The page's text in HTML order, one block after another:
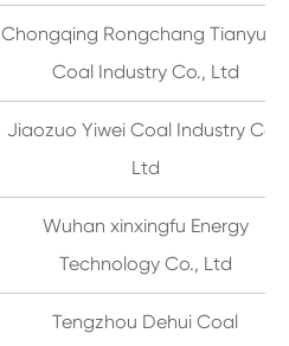
Chongqing Rongchang Tianyuan
Coal Industry Co., Ltd
Jiaozuo Yiwei Coal Industry Co.,
Ltd
Wuhan xinxingfu Energy
Technology Co., Ltd
Tengzhou Dehui Coal